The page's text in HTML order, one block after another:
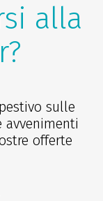
alla
sulle
avvenimenti
offerte